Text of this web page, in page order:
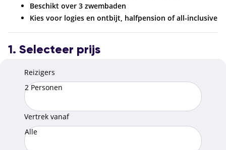
Beschikt over 3 zwembaden
Kies voor logies en ontbijt, halfpension of all-inclusive
1. Selecteer prijs
Reizigers
2 Personen
Vertrek vanaf
Alle